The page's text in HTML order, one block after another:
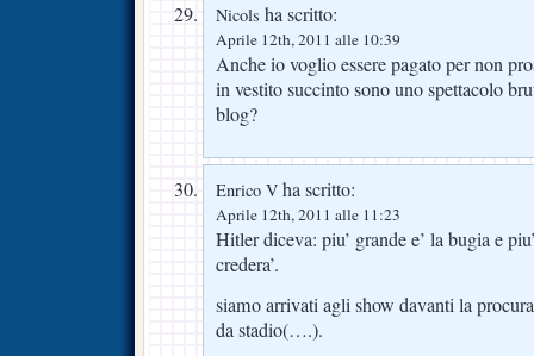
Nicols ha scritto:
Aprile 12th, 2011 alle 10:39
Anche io voglio essere pagato per non
in vestito succinto sono uno spettacolo
blog?
Enrico V ha scritto:
Aprile 12th, 2011 alle 11:23
Hitler diceva: piu’ grande e’ la bugia e
credera’.
siamo arrivati agli show davanti la
da stadio(….).